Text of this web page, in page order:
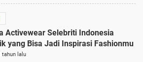
Activewear Selebriti Indonesia
yang Bisa Jadi Inspirasi Fashionmu
tahun lalu